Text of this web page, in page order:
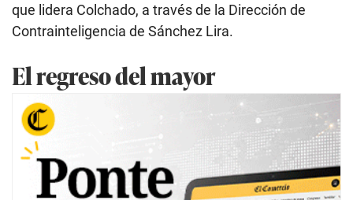
que lidera Colchado, a través de la Dirección de
Contrainteligencia de Sánchez Lira.
El regreso del mayor